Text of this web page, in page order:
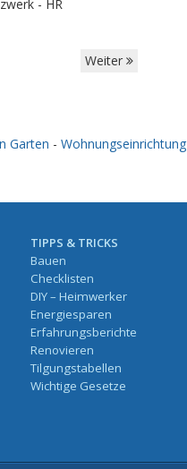
- HR
Weiter
Garten - Wohnungseinrichtung
TIPPS & TRICKS
Bauen
Checklisten
DIY – Heimwerker
Energiesparen
Erfahrungsberichte
Renovieren
Tilgungstabellen
Wichtige Gesetze